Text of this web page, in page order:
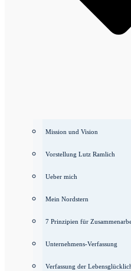
Mission und Vision
Vorstellung Lutz Ramlich
Ueber mich
Mein Nordstern
7 Prinzipien für
Unternehmens-Verfassung
Verfassung der